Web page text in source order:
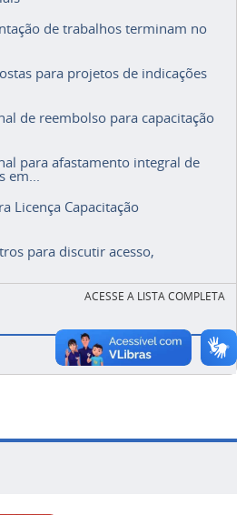
de trabalhos terminam no
para projetos de indicações
de reembolso para capacitação
para afastamento integral de
em...
Licença Capacitação
para discutir acesso,
ACESSE A LISTA COMPLETA